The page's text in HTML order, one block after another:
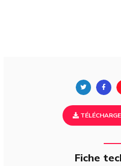
Fiche